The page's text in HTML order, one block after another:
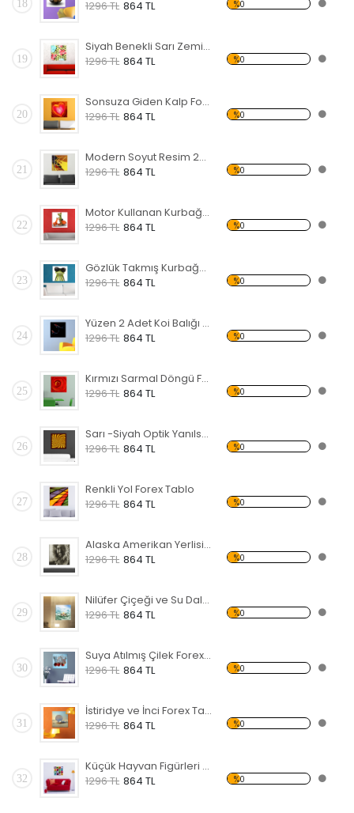
18 1296 TL 864 TL %0
19
Siyah Benekli Sarı Zemin Üzerinde Çiçekler Forex Tablo
1296 TL 864 TL %0
20
Sonsuza Giden Kalp Forex Tablo
1296 TL 864 TL %0
21
Modern Soyut Resim 23 Forex Tablo
1296 TL 864 TL %0
22
Motor Kullanan Kurbağa Forex Tablo
1296 TL 864 TL %0
23
Gözlük Takmış Kurbağa Forex Tablo
1296 TL 864 TL %0
24
Yüzen 2 Adet Koi Balığı Forex Tablo
1296 TL 864 TL %0
25
Kırmızı Sarmal Döngü Forex Tablo
1296 TL 864 TL %0
26
Sarı -Siyah Optik Yanılsama Forex Tablo
1296 TL 864 TL %0
27
Renkli Yol Forex Tablo
1296 TL 864 TL %0
28
Alaska Amerikan Yerlisi Forex Tablo
1296 TL 864 TL %0
29
Nilüfer Çiçeği ve Su Dalgası Forex Tablo
1296 TL 864 TL %0
30
Suya Atılmış Çilek Forex Tablo
1296 TL 864 TL %0
31
İstiridye ve İnci Forex Tablo
1296 TL 864 TL %0
32
Küçük Hayvan Figürleri Forex Tablo
1296 TL 864 TL %0